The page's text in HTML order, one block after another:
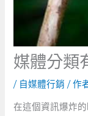
媒體分類
/ 自媒體行銷 / 作
在這個資訊爆炸